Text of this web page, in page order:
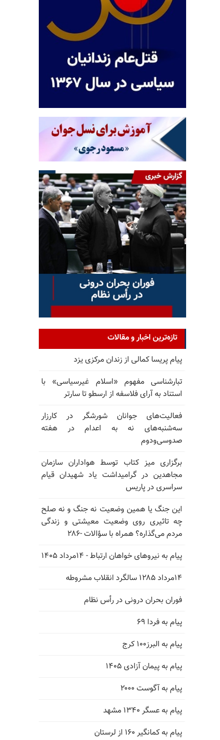
تازه‌ترین اخبار و مقالات
پیام پریسا کمالی از زندان مرکزی یزد
تبارشناسی مفهوم «اسلام غیرسیاسی» با
استناد به آرای فلاسفه از ارسطو تا سارتر
فعالیت‌های جوانان شورشگر در کارزار
سه‌شنبه‌های نه به اعدام در هفته
صدوسی‌و‌دوم
برگزاری میز کتاب توسط هواداران سازمان
مجاهدین در گرامیداشت یاد شهیدان قیام
سراسری در پاریس
این جنگ یا همین وضعیت نه جنگ و نه صلح
چه تاثیری روی وضعیت معیشتی و زندگی
مردم می‌گذاره؟ همراه با سؤالات -۲۸۶
پیام به نیروهای خواهان ارتباط - ۱۴مرداد ۱۴۰۵
۱۴مرداد ۱۲۸۵ سالگرد انقلاب مشروطه
فوران بحران درونی در رأس نظام
پیام به فردا ۶۹
پیام به البرز۱۰۰ کرج
پیام به پیمان آزادی ۱۴۰۵
پیام به آگوست ۲۰۰۰
پیام به عسگر ۱۳۴۰ مشهد
پیام به کمانگیر ۱۶۰ از لرستان